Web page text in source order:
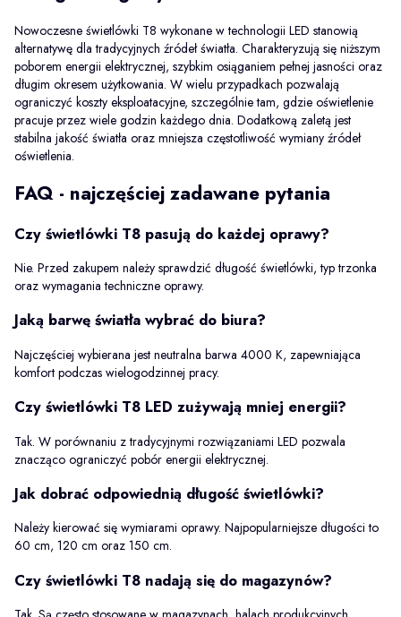
Nowoczesne świetlówki T8 wykonane w technologii LED stanowią
alternatywę dla tradycyjnych źródeł światła. Charakteryzują się niższym
poborem energii elektrycznej, szybkim osiąganiem pełnej jasności oraz
długim okresem użytkowania. W wielu przypadkach pozwalają
ograniczyć koszty eksploatacyjne, szczególnie tam, gdzie oświetlenie
pracuje przez wiele godzin każdego dnia. Dodatkową zaletą jest
stabilna jakość światła oraz mniejsza częstotliwość wymiany źródeł
oświetlenia.
FAQ - najczęściej zadawane pytania
Czy świetlówki T8 pasują do każdej oprawy?
Nie. Przed zakupem należy sprawdzić długość świetlówki, typ trzonka
oraz wymagania techniczne oprawy.
Jaką barwę światła wybrać do biura?
Najczęściej wybierana jest neutralna barwa 4000 K, zapewniająca
komfort podczas wielogodzinnej pracy.
Czy świetlówki T8 LED zużywają mniej energii?
Tak. W porównaniu z tradycyjnymi rozwiązaniami LED pozwala
znacząco ograniczyć pobór energii elektrycznej.
Jak dobrać odpowiednią długość świetlówki?
Należy kierować się wymiarami oprawy. Najpopularniejsze długości to
60 cm, 120 cm oraz 150 cm.
Czy świetlówki T8 nadają się do magazynów?